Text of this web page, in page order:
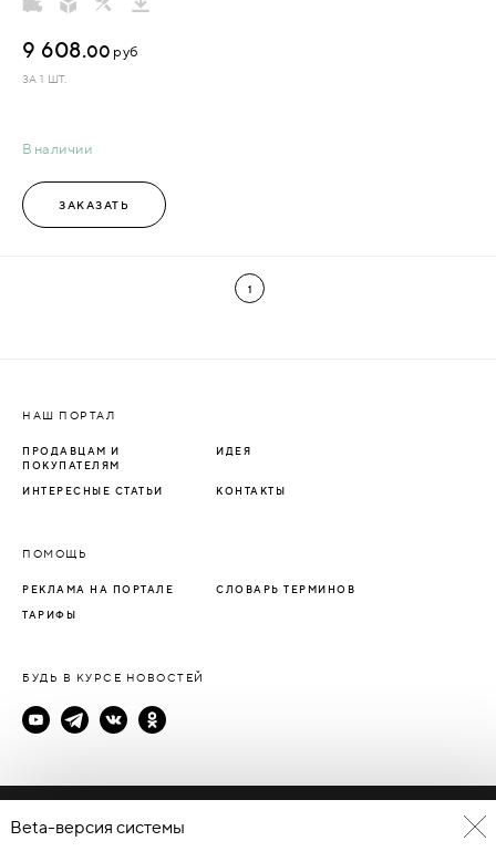
В наличии
9 608.00 руб
ЗА 1 ШТ.
ЗАКАЗАТЬ
1
НАШ ПОРТАЛ
ПРОДАВЦАМ И
ПОКУПАТЕЛЯМ
ИДЕЯ
ИНТЕРЕСНЫЕ СТАТЬИ КОНТАКТЫ
ПОМОЩЬ
РЕКЛАМА НА ПОРТАЛЕ СЛОВАРЬ ТЕРМИНОВ
ТАРИФЫ
БУДЬ В КУРСЕ НОВОСТЕЙ
Политика конфиденциальности
Beta-версия системы